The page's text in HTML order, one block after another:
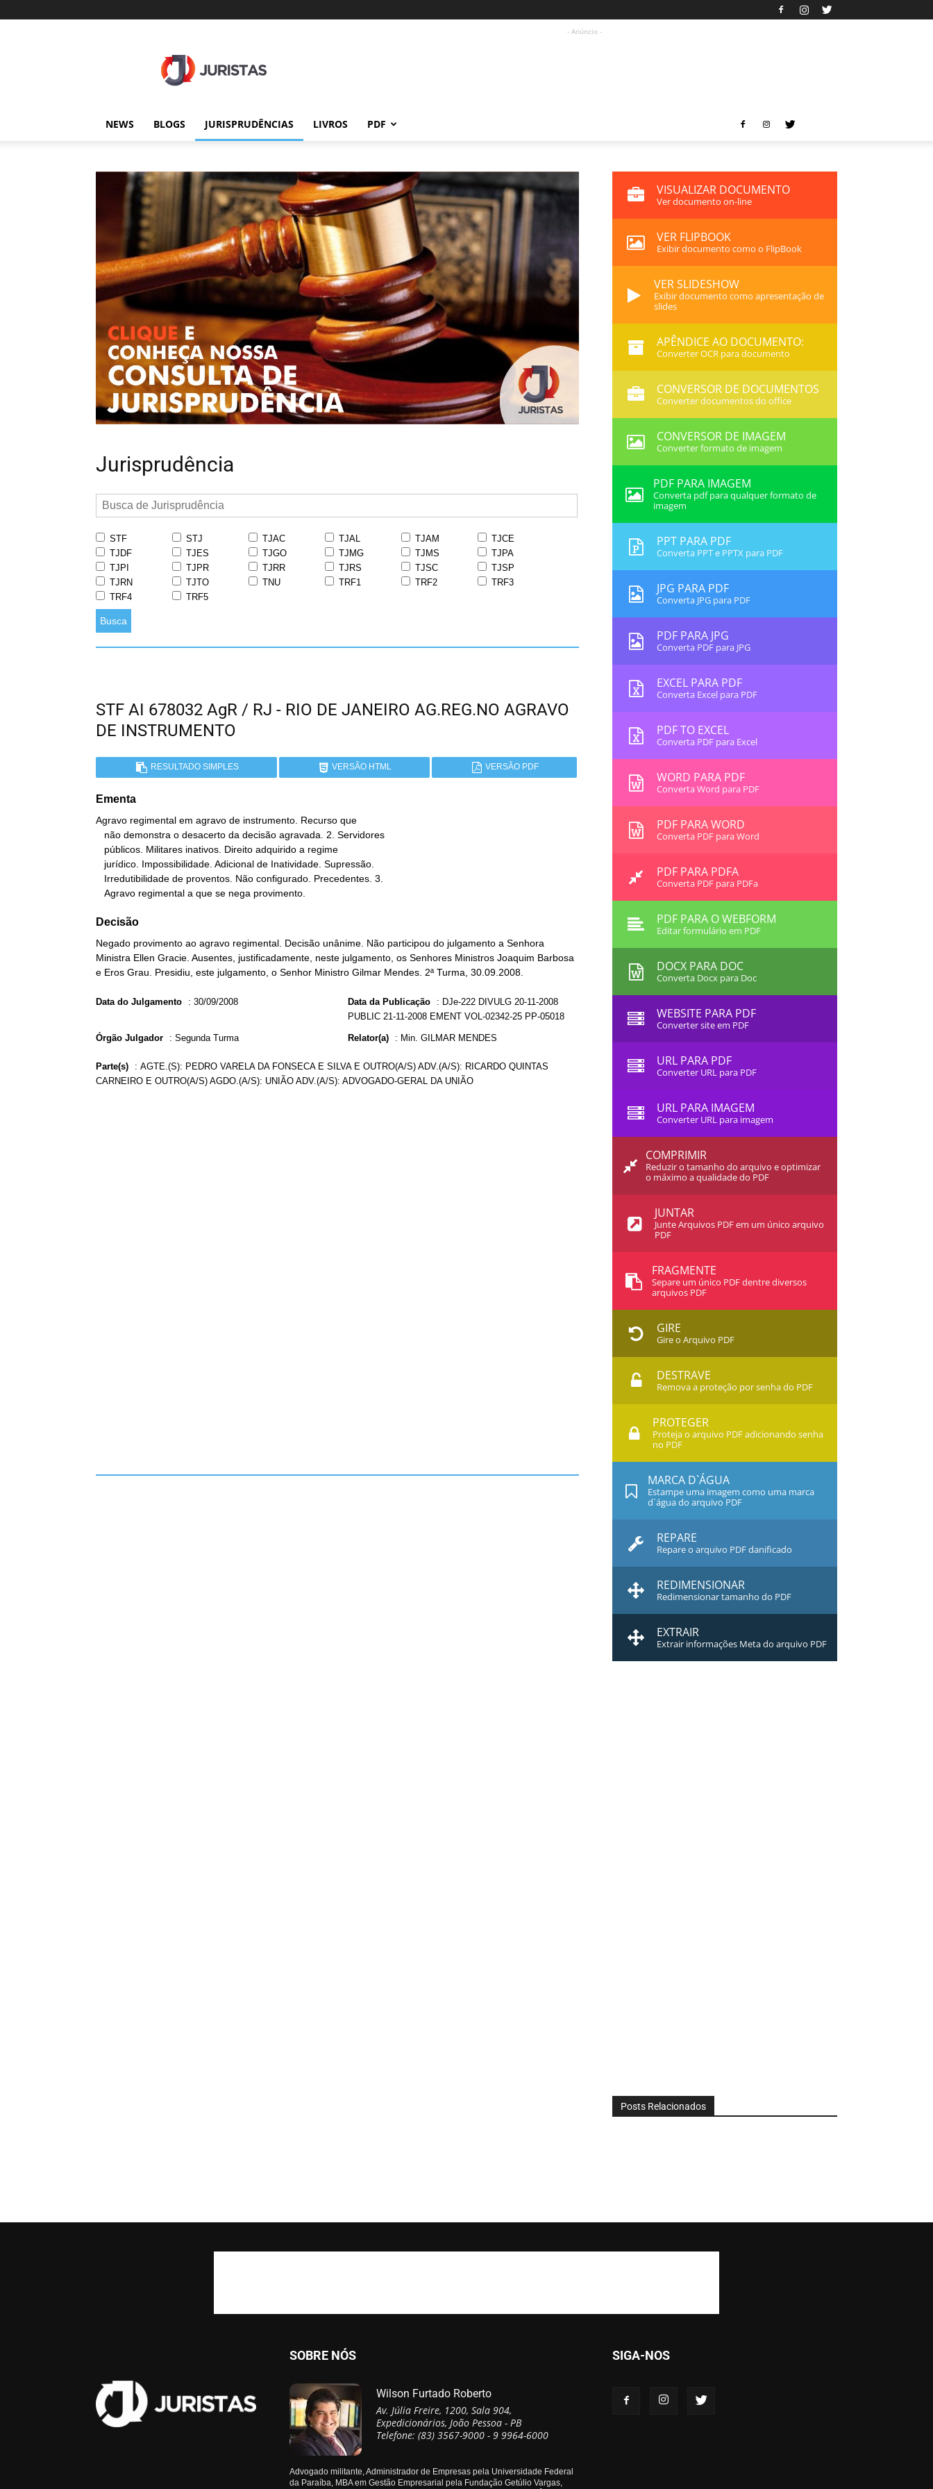
- Anúncio -
NEWS BLOGS JURISPRUDÊNCIAS LIVROS PDF
Jurisprudência
STF STJ TJAC TJAL TJAM
TJCE
TJDF
TJES TJGO TJMG TJMS
TJPA
TJPI
TJPR TJRR TJRS TJSC
TJSP
TJRN
TJTO TNU TRF1 TRF2
TRF3
TRF4
TRF5
Busca
STF AI 678032 AgR / RJ - RIO DE JANEIRO AG.REG.NO AGRAVO
DE INSTRUMENTO
RESULTADO SIMPLES VERSÃO HTML VERSÃO PDF
Ementa
Agravo regimental em agravo de instrumento. Recurso que
   Agravo regimental a que se nega provimento.
Decisão
Negado provimento ao agravo regimental. Decisão unânime. Não participou do julgamento a Senhora
Ministra Ellen Gracie. Ausentes, justificadamente, neste julgamento, os Senhores Ministros Joaquim Barbosa
e Eros Grau. Presidiu, este julgamento, o Senhor Ministro Gilmar Mendes. 2ª Turma, 30.09.2008.
Data do Julgamento : 30/09/2008 Data da Publicação : DJe-222 DIVULG 20-11-2008
PUBLIC 21-11-2008 EMENT VOL-02342-25 PP-05018
Órgão Julgador : Segunda Turma Relator(a) : Min. GILMAR MENDES
Parte(s) : AGTE.(S): PEDRO VARELA DA FONSECA E SILVA E OUTRO(A/S) ADV.(A/S): RICARDO QUINTAS
CARNEIRO E OUTRO(A/S) AGDO.(A/S): UNIÃO ADV.(A/S): ADVOGADO-GERAL DA UNIÃO
VISUALIZAR DOCUMENTO
Ver documento on-line
VER FLIPBOOK
Exibir documento como o FlipBook
VER SLIDESHOW
Exibir documento como apresentação de
slides
APÊNDICE AO DOCUMENTO:
Converter OCR para documento
CONVERSOR DE DOCUMENTOS
Converter documentos do office
CONVERSOR DE IMAGEM
Converter formato de imagem
PDF PARA IMAGEM
Converta pdf para qualquer formato de
imagem
PPT PARA PDF
Converta PPT e PPTX para PDF
JPG PARA PDF
Converta JPG para PDF
PDF PARA JPG
Converta PDF para JPG
EXCEL PARA PDF
Converta Excel para PDF
PDF TO EXCEL
Converta PDF para Excel
WORD PARA PDF
Converta Word para PDF
PDF PARA WORD
Converta PDF para Word
PDF PARA PDFA
Converta PDF para PDFa
PDF PARA O WEBFORM
Editar formulário em PDF
DOCX PARA DOC
Converta Docx para Doc
WEBSITE PARA PDF
Converter site em PDF
URL PARA PDF
Converter URL para PDF
URL PARA IMAGEM
Converter URL para imagem
COMPRIMIR
Reduzir o tamanho do arquivo e optimizar
o máximo a qualidade do PDF
JUNTAR
Junte Arquivos PDF em um único arquivo
PDF
FRAGMENTE
Separe um único PDF dentre diversos
arquivos PDF
GIRE
Gire o Arquivo PDF
DESTRAVE
Remova a proteção por senha do PDF
PROTEGER
Proteja o arquivo PDF adicionando senha
no PDF
MARCA D`ÁGUA
Estampe uma imagem como uma marca
d`água do arquivo PDF
REPARE
Repare o arquivo PDF danificado
REDIMENSIONAR
Redimensionar tamanho do PDF
EXTRAIR
Extrair informações Meta do arquivo PDF
Posts Relacionados
SOBRE NÓS
Wilson Furtado Roberto
Av. Júlia Freire, 1200, Sala 904,
Expedicionários, João Pessoa - PB
Telefone: (83) 3567-9000 - 9 9964-6000
Advogado militante, Administrador de Empresas pela Universidade Federal
da Paraíba, MBA em Gestão Empresarial pela Fundação Getúlio Vargas,
SIGA-NOS